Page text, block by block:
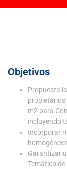
Objetivos
Propuesta
propietarios
m2 para
incluyendo
Incorporar
Garantizar
Temático